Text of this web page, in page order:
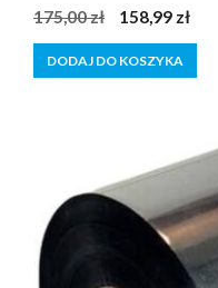
0
z
5
175,00zł
Pierwotna
cena
wynosiła:
158,99 zł
cena
DODAJ DO KOSZYKA